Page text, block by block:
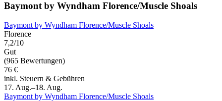
Baymont by Wyndham Florence/Muscle Shoals
Baymont by Wyndham Florence/Muscle Shoals
Florence
7,2/10
Gut
(965 Bewertungen)
76 €
inkl. Steuern & Gebühren
17. Aug.–18. Aug.
Baymont by Wyndham Florence/Muscle Shoals